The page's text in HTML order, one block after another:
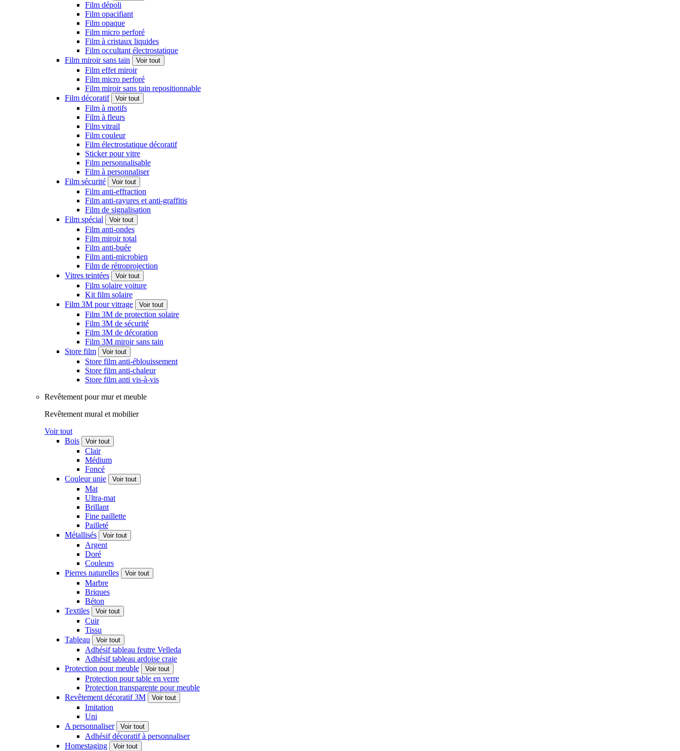
Film dépoli
Film opacifiant
Film opaque
Film micro perforé
Film à cristaux liquides
Film occultant électrostatique
Film miroir sans tain
Voir tout
Film effet miroir
Film micro perforé
Film miroir sans tain repositionnable
Film décoratif
Voir tout
Film à motifs
Film à fleurs
Film vitrail
Film couleur
Film électrostatique décoratif
Sticker pour vitre
Film personnalisable
Film à personnaliser
Film sécurité
Voir tout
Film anti-effraction
Film anti-rayures et anti-graffitis
Film de signalisation
Film spécial
Voir tout
Film anti-ondes
Film miroir total
Film anti-buée
Film anti-microbien
Film de rétroprojection
Vitres teintées
Voir tout
Film solaire voiture
Kit film solaire
Film 3M pour vitrage
Voir tout
Film 3M de protection solaire
Film 3M de sécurité
Film 3M de décoration
Film 3M miroir sans tain
Store film
Voir tout
Store film anti-éblouissement
Store film anti-chaleur
Store film anti vis-à-vis
Revêtement pour mur et meuble
Revêtement mural et mobilier
Voir tout
Bois
Voir tout
Clair
Médium
Foncé
Couleur unie
Voir tout
Mat
Ultra-mat
Brillant
Fine paillette
Pailleté
Métallisés
Voir tout
Argent
Doré
Couleurs
Pierres naturelles
Voir tout
Marbre
Briques
Béton
Textiles
Voir tout
Cuir
Tissu
Tableau
Voir tout
Adhésif tableau feutre Velleda
Adhésif tableau ardoise craie
Protection pour meuble
Voir tout
Protection pour table en verre
Protection transparente pour meuble
Revêtement décoratif 3M
Voir tout
Imitation
Uni
A personnaliser
Voir tout
Adhésif décoratif à personnaliser
Homestaging
Voir tout